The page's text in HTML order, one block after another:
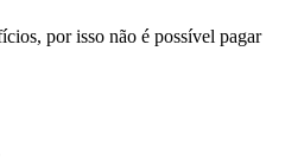
por isso não é possível pagar